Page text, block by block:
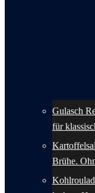
Gulasch
für
Brühe.